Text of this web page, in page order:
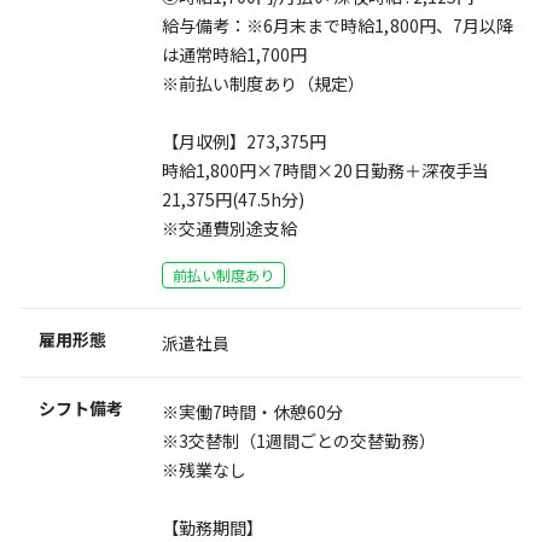
給与備考：※6月末まで時給1,800円、7月以降
は通常時給1,700円
※前払い制度あり（規定）
【月収例】273,375円
時給1,800円×7時間×20日勤務＋深夜手当
21,375円(47.5h分)
※交通費別途支給
前払い制度あり
雇用形態 派遣社員
シフト備考
※実働7時間・休憩60分
※3交替制（1週間ごとの交替勤務）
※残業なし
【勤務期間】